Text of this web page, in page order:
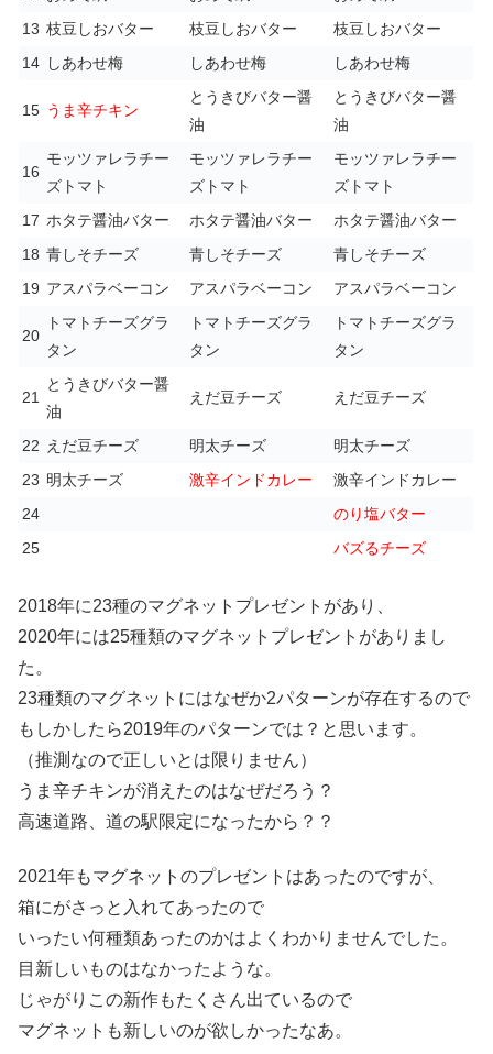
13 枝豆しおバター 枝豆しおバター
枝豆しおバター
14 しあわせ梅 しあわせ梅 しあわせ梅
15 うま辛チキン
とうきびバター醤
油
とうきびバター醤
油
16
モッツァレラチー
ズトマト
モッツァレラチー
ズトマト
モッツァレラチー
ズトマト
17 ホタテ醤油バター ホタテ醤油バター
ホタテ醤油バター
18 青しそチーズ 青しそチーズ
青しそチーズ
19 アスパラベーコン アスパラベーコン アスパラベーコン
20
トマトチーズグラ
タン
トマトチーズグラ
タン
トマトチーズグラ
タン
21
とうきびバター醤
油
えだ豆チーズ えだ豆チーズ
22 えだ豆チーズ 明太チーズ
明太チーズ
23 明太チーズ 激辛インドカレー
激辛インドカレー
24
のり塩バター
25
バズるチーズ
2018年に23種のマグネットプレゼントがあり、
2020年には25種類のマグネットプレゼントがありまし
た。
23種類のマグネットにはなぜか2パターンが存在するので
もしかしたら2019年のパターンでは？と思います。
（推測なので正しいとは限りません）
うま辛チキンが消えたのはなぜだろう？
高速道路、道の駅限定になったから？？
2021年もマグネットのプレゼントはあったのですが、
箱にがさっと入れてあったので
いったい何種類あったのかはよくわかりませんでした。
目新しいものはなかったような。
じゃがりこの新作もたくさん出ているので
マグネットも新しいのが欲しかったなあ。